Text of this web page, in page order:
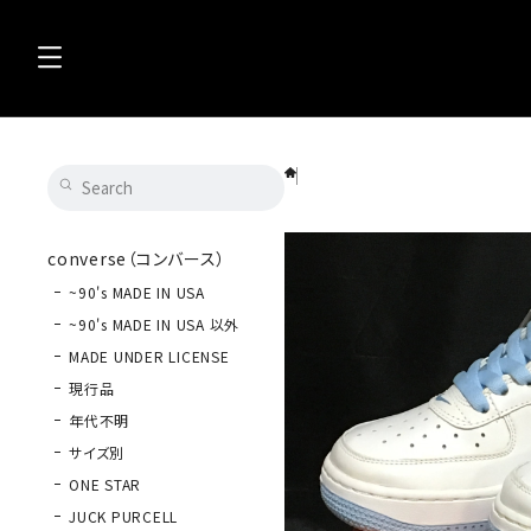
converse（コンバース）
~90's MADE IN USA
~90's MADE IN USA 以外
MADE UNDER LICENSE
現行品
年代不明
サイズ別
ONE STAR
JUCK PURCELL